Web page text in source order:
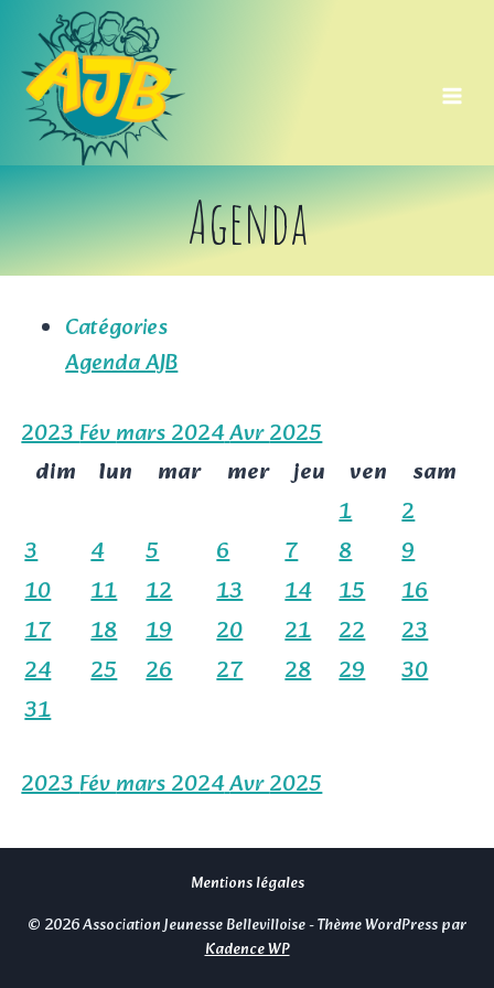
contenu
Agenda
Catégories
Agenda AJB
2023Févmars 2024Avr2025
dim
lun mar mer jeu ven
sam
1
2
3
4 5 6 7 8
9
10
11 12 13 14 15
16
17
18 19 20 21 22
23
24
25 26 27 28 29
30
31
2023Févmars 2024Avr2025
Mentions légales
© 2026 Association Jeunesse Bellevilloise - Thème WordPress par
Kadence WP